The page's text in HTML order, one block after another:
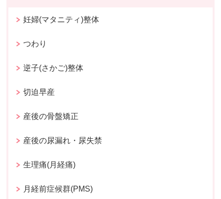
妊婦(マタニティ)整体
つわり
逆子(さかご)整体
切迫早産
産後の骨盤矯正
産後の尿漏れ・尿失禁
生理痛(月経痛)
月経前症候群(PMS)